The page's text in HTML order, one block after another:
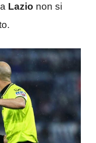
Lazio non si